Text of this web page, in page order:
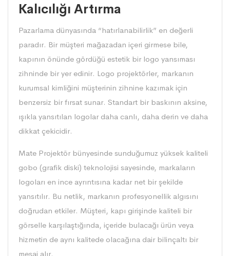
Kalıcılığı Artırma
Pazarlama dünyasında “hatırlanabilirlik” en değerli
paradır. Bir müşteri mağazadan içeri girmese bile,
kapının önünde gördüğü estetik bir logo yansıması
zihninde bir yer edinir. Logo projektörler, markanın
kurumsal kimliğini müşterinin zihnine kazımak için
benzersiz bir fırsat sunar. Standart bir baskının aksine,
ışıkla yansıtılan logolar daha canlı, daha derin ve daha
dikkat çekicidir.
Mate Projektör bünyesinde sunduğumuz yüksek kaliteli
gobo (grafik diski) teknolojisi sayesinde, markaların
logoları en ince ayrıntısına kadar net bir şekilde
yansıtılır. Bu netlik, markanın profesyonellik algısını
doğrudan etkiler. Müşteri, kapı girişinde kaliteli bir
görselle karşılaştığında, içeride bulacağı ürün veya
hizmetin de aynı kalitede olacağına dair bilinçaltı bir
mesaj alır.